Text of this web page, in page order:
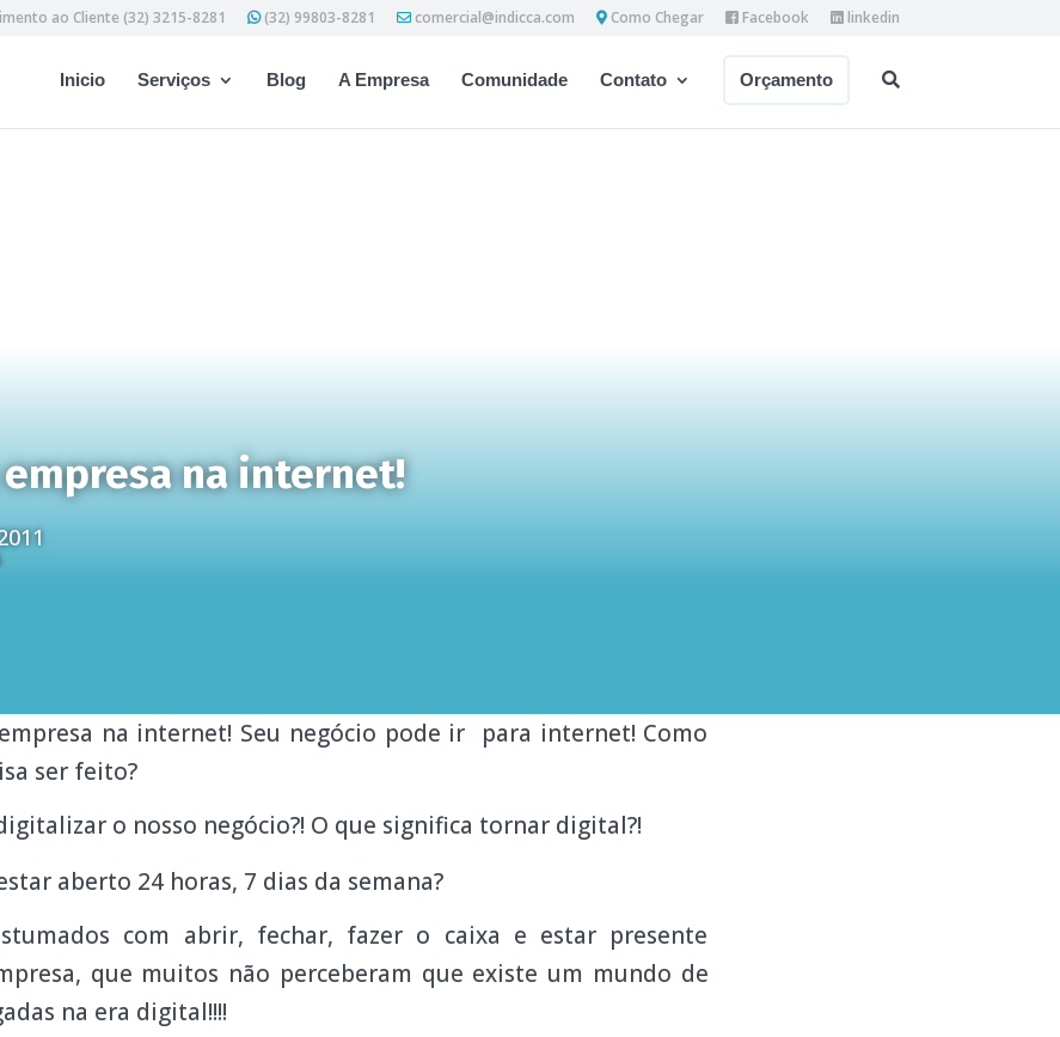
ao Cliente (32) 3215-8281 (32) 99803-8281 comercial@indicca.com Como Chegar Facebook linkedin
Inicio Serviços Blog A Empresa Comunidade Contato Orçamento
na internet!
na internet! Seu negócio pode ir para internet! Como
ser feito?
o nosso negócio?! O que significa tornar digital?!
aberto 24 horas, 7 dias da semana?
com abrir, fechar, fazer o caixa e estar presente
que muitos não perceberam que existe um mundo de
na era digital!!!!